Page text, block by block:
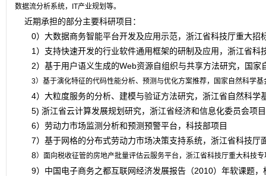
数据流分析系统，
IT产业规划等。
近期承担的部分主要科研项目：
0）大数据商务智能平台开发及应用示范，浙江省科技厅重大招
1）支持快速开发的行业软件通用框架的研制及应用，浙江省科
2）基于用户语义生成的Web资源自组织与共享方法研究，国家
3）基于演化特征的代码性能分析、预测与优化方案推荐， 国家自然科学基
4）大粒度服务的分析、建模与验证方法研究，浙江省自然科学
5) 浙江省云计算发展规划研究，浙江省经济和信息化委员会
6）劳动力市场监测分析和预测预警平台，科技部项目
7）基于网格的分布式劳动力市场决策支持系统，浙江省科技厅
8）面向税收征管的房地产批量评估云服务平台，浙江省科技厅重大科技专
9）中国电子商务之都互联网经济发展报告（2010）年软课题，